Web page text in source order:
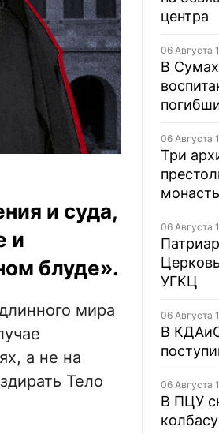
и суда,
и
блуде».
мира
а не на
Тело
центра
06 Августа
В
06 Августа
Три
06 Августа
УГКЦ
06 Августа
В
06 Августа
В ПЦУ
колбасу